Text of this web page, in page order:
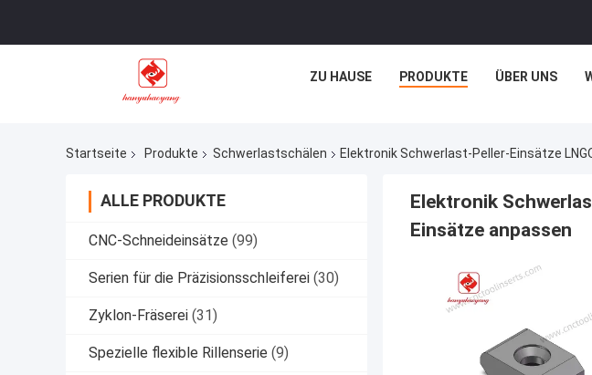
ZU HAUSE PRODUKTE ÜBER UNS
Startseite Produkte Schwerlastschälen Elektronik Schwerlast-Peller-Einsätze
ALLE PRODUKTE
CNC-Schneideinsätze (99)
Serien für die Präzisionsschleiferei (30)
Zyklon-Fräserei (31)
Spezielle flexible Rillenserie (9)
Elektronik
Einsätze anpassen